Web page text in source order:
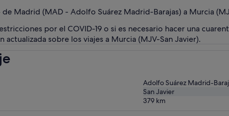
Madrid (MAD - Adolfo Suárez Madrid-Barajas) a Murcia
por el COVID-19 o si es necesario hacer una
actualizada sobre los viajes a Murcia (MJV-San Javier).
Adolfo Suárez Madrid-
San Javier
379 km